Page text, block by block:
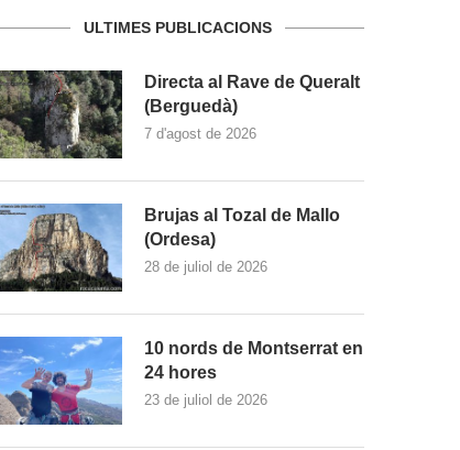
ULTIMES PUBLICACIONS
Directa al Rave de Queralt
(Berguedà)
7 d'agost de 2026
Brujas al Tozal de Mallo
(Ordesa)
28 de juliol de 2026
10 nords de Montserrat en
24 hores
23 de juliol de 2026